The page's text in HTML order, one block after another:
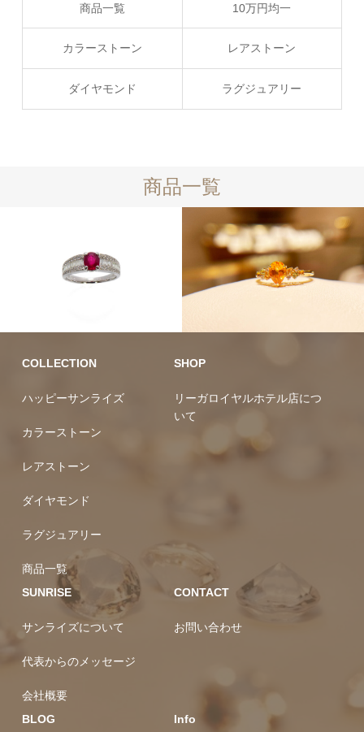
商品一覧 10万円均一
カラーストーン レアストーン
ダイヤモンド ラグジュアリー
商品一覧
COLLECTION
ハッピーサンライズ
カラーストーン
レアストーン
ダイヤモンド
ラグジュアリー
商品一覧
SHOP
リーガロイヤルホテル店につ
いて
SUNRISE
サンライズについて
代表からのメッセージ
会社概要
CONTACT
お問い合わせ
BLOG Info